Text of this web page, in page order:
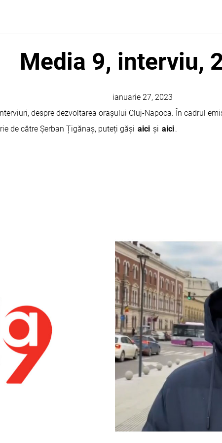
Media 9, interviu,
ianuarie 27, 2023
despre dezvoltarea orașului Cluj-Napoca. În cadrul
de către Șerban Țigănaș, puteți găși aici și aici.